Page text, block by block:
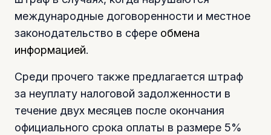
международные договоренности и местное
законодательство в сфере обмена
информацией.
Среди прочего также предлагается штраф
за неуплату налоговой задолженности в
течение двух месяцев после окончания
официального срока оплаты в размере 5%